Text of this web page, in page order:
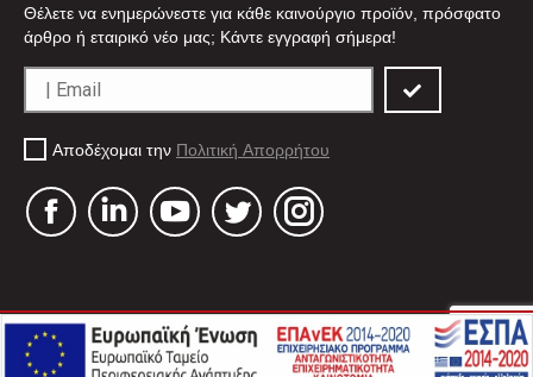
Θέλετε να ενημερώνεστε για κάθε καινούργιο προϊόν, πρόσφατο
άρθρο ή εταιρικό νέο μας; Κάντε εγγραφή σήμερα!
Αποδέχομαι την Πολιτική Απορρήτου
FacebookLinkedinYouTubeTwitter Instagram
Πολιτική Απορρήτου Πολιτική Cookies Όροι Χρήσης
© Copyright 2021. Created byDevelopGreece